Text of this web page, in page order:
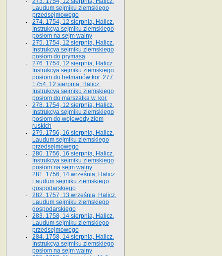
Laudum sejmiku ziemskiego
przedsejmowego
274. 1754, 12 sierpnia, Halicz.
Instrukcya sejmiku ziemskiego
posłom na sejm walny
275. 1754, 12 sierpnia, Halicz.
Instrukcya sejmiku ziemskiego
posłom do prymasa
276. 1754, 12 sierpnia, Halicz.
Instrukcya sejmiku ziemskiego
posłom do hetmanów kor. 277.
1754, 12 sierpnia, Halicz.
Instrukcya sejmiku ziemskiego
posłom do marszałka w. kor.
278. 1754, 12 sierpnia, Halicz.
Instrukcya sejmiku ziemskiego
posłom do wojewody ziem
ruskich
279. 1756, 16 sierpnia, Halicz.
Laudum sejmiku ziemskiego
przedsejmowego
280. 1756, 16 sierpnia, Halicz.
Instrukcya sejmiku ziemskiego
posłom na sejm walny
281. 1756, 14 września, Halicz.
Laudum sejmiku ziemskiego
gospodarskiego
282. 1757, 13 września, Halicz.
Laudum sejmiku ziemskiego
gospodarskiego
283. 1758, 14 sierpnia, Halicz.
Laudum sejmiku ziemskiego
przedsejmowego
284. 1758, 14 sierpnia, Halicz.
Instrukcya sejmiku ziemskiego
posłom na sejm walny